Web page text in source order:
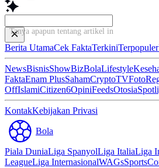
Tanya apapun tentang artikel ini...
Berita UtamaCek FaktaTerkiniTerpopuler
NewsBisnisShowBizBolaLifestyle
FaktaEnam PlusSahamCryptoTVFoto
OffIslamiCitizen6OpiniFeedsOtosia
KontakKebijakan Privasi
Bola
Piala DuniaLiga SpanyolLiga ItaliaLiga
LeagueLiga InternasionalWAGsSports